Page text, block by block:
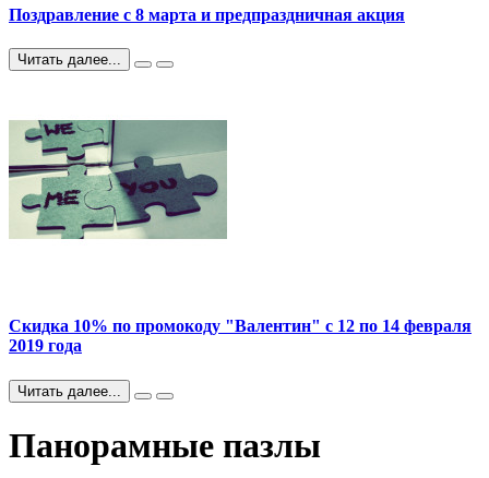
Поздравление с 8 марта и предпраздничная акция
Читать далее...
Скидка 10% по промокоду "Валентин" с 12 по 14 февраля
2019 года
Читать далее...
Панорамные пазлы